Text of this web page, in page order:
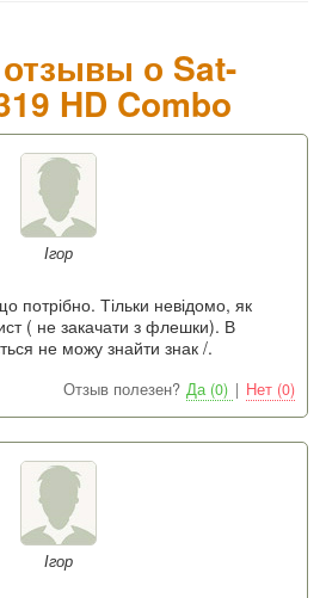
о Sat-
HD Combo
Ігор
Тільки невідомо, як
( не закачати з флешки). В
не можу знайти знак /.
Отзыв полезен? Да (0) | Нет (0)
Ігор